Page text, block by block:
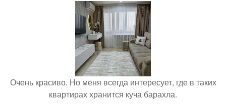
Очень красиво. Но меня всегда интересует, где в таких
квартирах хранится куча барахла.